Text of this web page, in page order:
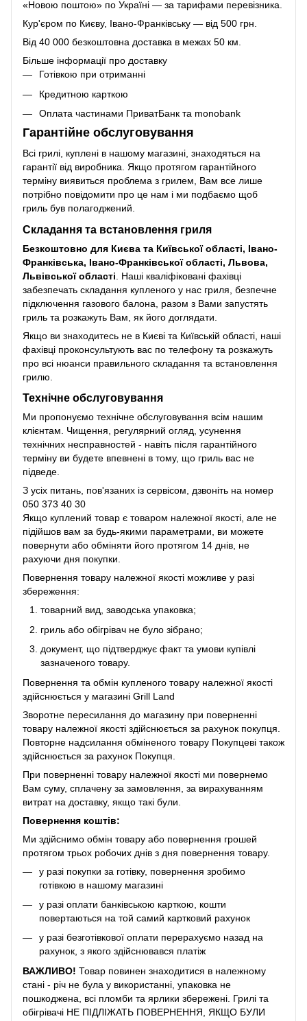
«Новою поштою» по Україні — за тарифами перевізника.
Кур'єром по Києву, Івано-Франківську — від 500 грн.
Від 40 000 безкоштовна доставка в межах 50 км.
Більше інформації про доставку
Готівкою при отриманні
Кредитною карткою
Оплата частинами ПриватБанк та monobank
Гарантійне обслуговування
Всі грилі, куплені в нашому магазині, знаходяться на
гарантії від виробника. Якщо протягом гарантійного
терміну виявиться проблема з грилем, Вам все лише
потрібно повідомити про це нам і ми подбаємо щоб
гриль був полагоджений.
Складання та встановлення гриля
Безкоштовно для Києва та Київської області, Івано-
Франківська, Івано-Франківської області, Львова,
Львівської області . Наші кваліфіковані фахівці
забезпечать складання купленого у нас гриля, безпечне
підключення газового балона, разом з Вами запустять
гриль та розкажуть Вам, як його доглядати.
Якщо ви знаходитесь не в Києві та Київській області, наші
фахівці проконсультують вас по телефону та розкажуть
про всі нюанси правильного складання та встановлення
грилю.
Технічне обслуговування
Ми пропонуємо технічне обслуговування всім нашим
клієнтам. Чищення, регулярний огляд, усунення
технічних несправностей - навіть після гарантійного
терміну ви будете впевнені в тому, що гриль вас не
підведе.
З усіх питань, пов'язаних із сервісом, дзвоніть на номер
050 373 40 30
Якщо куплений товар є товаром належної якості, але не
підійшов вам за будь-якими параметрами, ви можете
повернути або обміняти його протягом 14 днів, не
рахуючи дня покупки.
Повернення товару належної якості можливе у разі
збереження:
товарний вид, заводська упаковка;
гриль або обігрівач не було зібрано;
документ, що підтверджує факт та умови купівлі
зазначеного товару.
Повернення та обмін купленого товару належної якості
здійснюється у магазині Grill Land
Зворотне пересилання до магазину при поверненні
товару належної якості здійснюється за рахунок покупця.
Повторне надсилання обміненого товару Покупцеві також
здійснюється за рахунок Покупця.
При поверненні товару належної якості ми повернемо
Вам суму, сплачену за замовлення, за вирахуванням
витрат на доставку, якщо такі були.
Повернення коштів:
Ми здійснимо обмін товару або повернення грошей
протягом трьох робочих днів з дня повернення товару.
у разі покупки за готівку, повернення зробимо
готівкою в нашому магазині
у разі оплати банківською карткою, кошти
повертаються на той самий картковий рахунок
у разі безготівкової оплати перерахуємо назад на
рахунок, з якого здійснювався платіж
ВАЖЛИВО! Товар повинен знаходитися в належному
стані - річ не була у використанні, упаковка не
пошкоджена, всі пломби та ярлики збережені. Грилі та
обігрівачі НЕ ПІДЛІЖАТЬ ПОВЕРНЕННЯ, ЯКЩО БУЛИ